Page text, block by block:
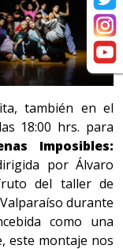
también en el
18:00 hrs. para
Imposibles:
por Álvaro
del taller de
durante
como una
este montaje nos